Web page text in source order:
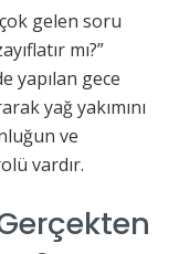
gelen soru
mı?”
yapılan gece
yağ yakımını
ve
vardır.